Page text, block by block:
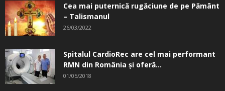
Cea mai puternică rugăciune de pe Pământ
– Talismanul
26/03/2022
Spitalul CardioRec are cel mai performant
RMN din România și oferă...
01/05/2018